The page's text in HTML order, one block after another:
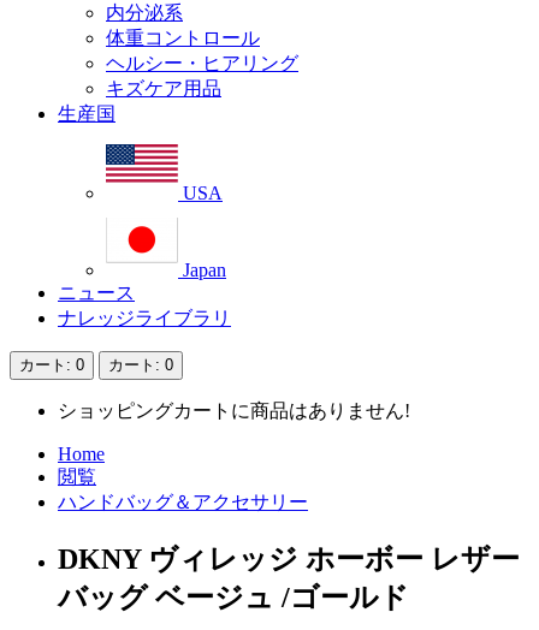
内分泌系
体重コントロール
ヘルシー・ヒアリング
キズケア用品
生産国
USA
Japan
ニュース
ナレッジライブラリ
カート : 0 カート : 0
ショッピングカートに商品はありません!
Home
閲覧
ハンドバッグ＆アクセサリー
DKNY ヴィレッジ ホーボー レザー
バッグ ベージュ /ゴールド